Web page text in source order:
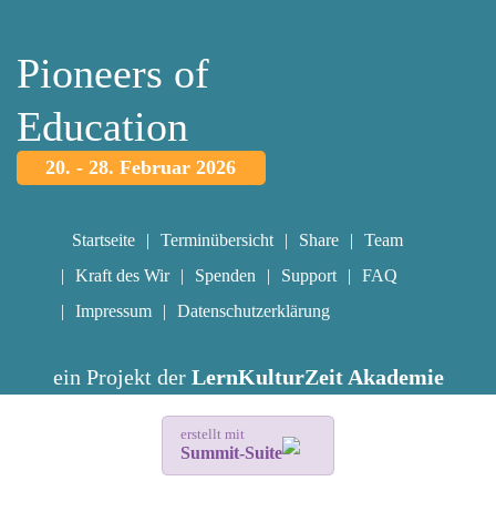
Pioneers of
Education
20. - 28. Februar 2026
Startseite Terminübersicht Share
Team
Kraft des Wir
Spenden Support
FAQ
Impressum
Datenschutzerklärung
ein Projekt der LernKulturZeit Akademie
erstellt mit
Summit-Suite